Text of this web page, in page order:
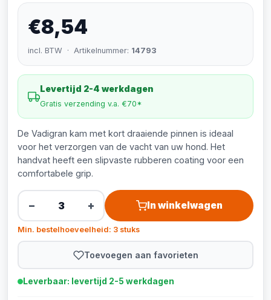
€8,54
incl. BTW · Artikelnummer: 14793
Levertijd 2-4 werkdagen
Gratis verzending v.a. €70*
De Vadigran kam met kort draaiende pinnen is ideaal
voor het verzorgen van de vacht van uw hond. Het
handvat heeft een slipvaste rubberen coating voor een
comfortabele grip.
− + In winkelwagen
Min. bestelhoeveelheid: 3 stuks
Toevoegen aan favorieten
Leverbaar: levertijd 2-5 werkdagen